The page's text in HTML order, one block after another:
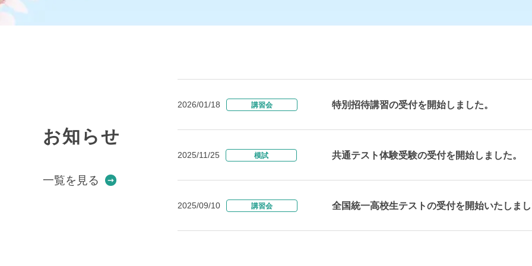
お知らせ
一覧を見る
2026/01/18 講習会 特別招待講習の受付を開始しました。
2025/11/25 模試 共通テスト体験受験の受付を開始しました。
2025/09/10 講習会 全国統一高校生テストの受付を開始いたしま